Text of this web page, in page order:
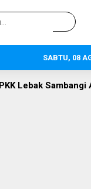
SABTU, 08
Anak Asuh di Desa